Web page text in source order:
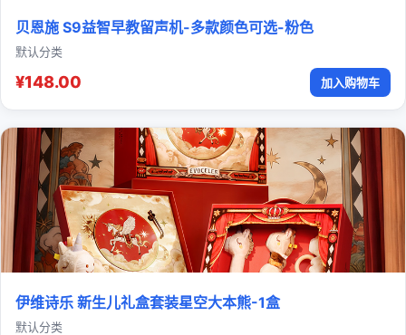
贝恩施 S9益智早教留声机-多款颜色可选-粉色
默认分类
¥148.00 加入购物车
伊维诗乐 新生儿礼盒套装星空大本熊-1盒
默认分类